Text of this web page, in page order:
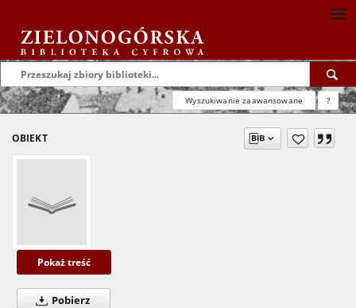
Wyszukiwanie zaawansowane ?
OBIEKT
Pokaż treść
Pobierz